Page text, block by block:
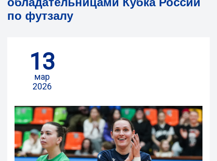
по футзалу
13
мар
2026